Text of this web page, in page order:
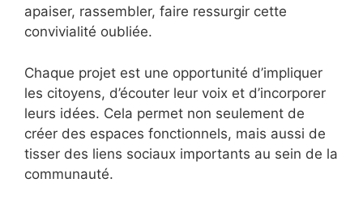
apaiser, rassembler, faire ressurgir cette
convivialité oubliée.
Chaque projet est une opportunité d’impliquer
les citoyens, d’écouter leur voix et d’incorporer
leurs idées. Cela permet non seulement de
créer des espaces fonctionnels, mais aussi de
tisser des liens sociaux importants au sein de la
communauté.